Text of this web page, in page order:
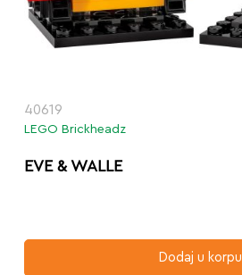
40619
LEGO Brickheadz
EVE & WALLE
Dodaj u korpu